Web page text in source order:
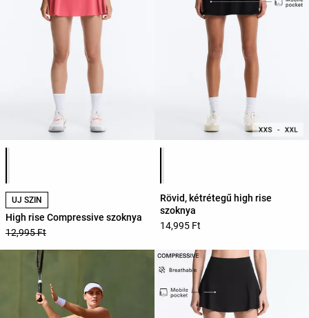
ÚJ SZÍN
High rise Compressive szoknya
12,995 Ft
Rövid, kétrétegű high rise
szoknya
14,995 Ft